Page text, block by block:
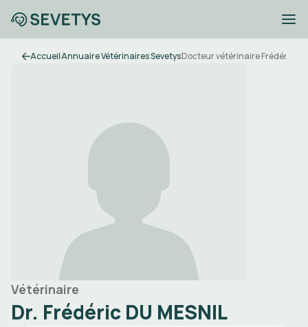
AccueilAnnuaire Vétérinaires SevetysDocteur vétérinaire Frédéric DU
Vétérinaire
Dr. Frédéric DU MESNIL